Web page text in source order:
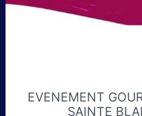
EVENEMENT
SAINTE